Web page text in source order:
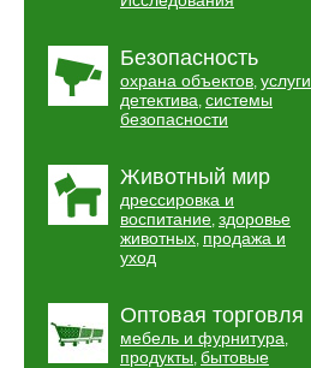
Безопасность
охрана объектов, услуги
детектива, системы
безопасности
Животный мир
дрессировка и
воспитание, здоровье
животных, продажа и
уход
Оптовая торговля
мебель и фурнитура,
продукты, бытовые